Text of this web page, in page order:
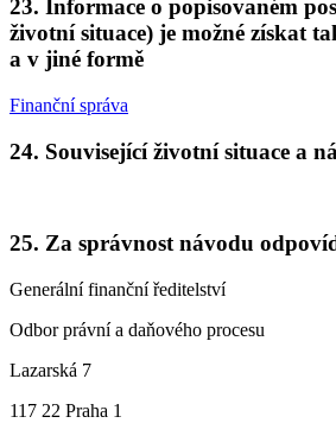
23. Informace o popisovaném
životní situace) je možné získat
a v jiné formě
Finanční správa
24. Související životní situace a
25. Za správnost návodu
Generální finanční ředitelství
Odbor právní a daňového procesu
Lazarská 7
117 22 Praha 1